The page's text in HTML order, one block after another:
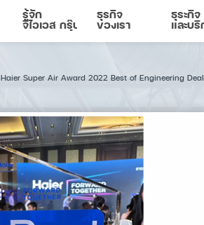
รู้จัก
จีไอเอส กรุ๊ป
ธุรกิจ
ของเรา
ธุระกิจ
และบริ
Haier Super Air Award 2022 Best of Engineering